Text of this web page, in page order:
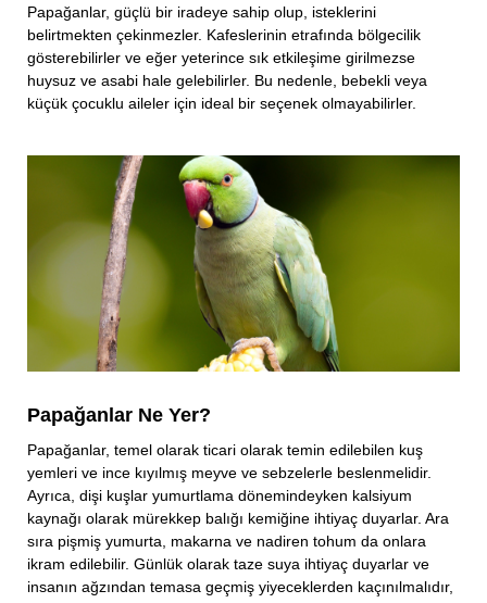
Papağanlar, güçlü bir iradeye sahip olup, isteklerini
belirtmekten çekinmezler. Kafeslerinin etrafında bölgecilik
gösterebilirler ve eğer yeterince sık etkileşime girilmezse
huysuz ve asabi hale gelebilirler. Bu nedenle, bebekli veya
küçük çocuklu aileler için ideal bir seçenek olmayabilirler.
Papağanlar Ne Yer?
Papağanlar, temel olarak ticari olarak temin edilebilen kuş
yemleri ve ince kıyılmış meyve ve sebzelerle beslenmelidir.
Ayrıca, dişi kuşlar yumurtlama dönemindeyken kalsiyum
kaynağı olarak mürekkep balığı kemiğine ihtiyaç duyarlar. Ara
sıra pişmiş yumurta, makarna ve nadiren tohum da onlara
ikram edilebilir. Günlük olarak taze suya ihtiyaç duyarlar ve
insanın ağzından temasa geçmiş yiyeceklerden kaçınılmalıdır,